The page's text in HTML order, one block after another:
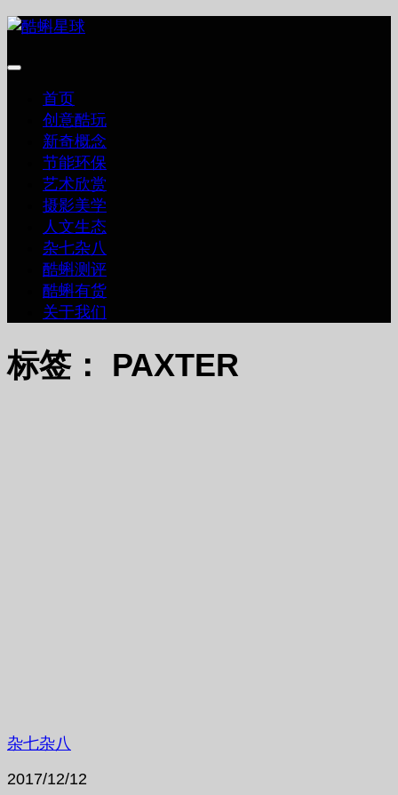
跳
内
首页
创意酷玩
新奇概念
节能环保
艺术欣赏
摄影美学
人文生态
杂七杂八
酷蝌测评
酷蝌有货
关于我们
标签： PAXTER
杂七杂八
2017/12/12